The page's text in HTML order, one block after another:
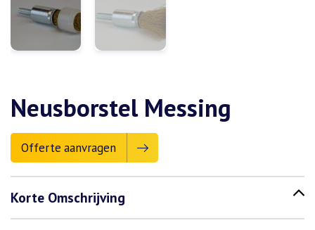
Neusborstel Messing
Offerte aanvragen
Korte Omschrijving